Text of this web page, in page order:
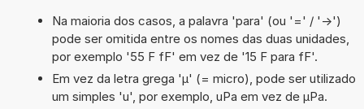
Na maioria dos casos, a palavra 'para' (ou '=' / '->')
pode ser omitida entre os nomes das duas unidades,
por exemplo '55 F fF' em vez de '15 F para fF'.
Em vez da letra grega 'µ' (= micro), pode ser utilizado
um simples 'u', por exemplo, uPa em vez de µPa.